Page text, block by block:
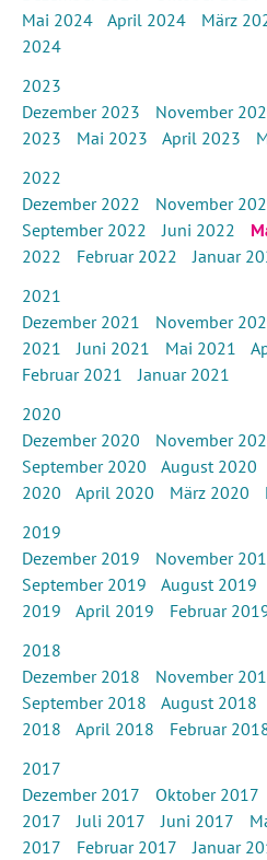
Mai 2024
April 2024 März
2024
2023
Dezember 2023
November
2023
Mai 2023 April 2023
2022
Dezember 2022
November
September 2022
Juni 2022
2022
Februar 2022
Januar
2021
Dezember 2021
November
2021
Juni 2021 Mai 2021
Februar 2021
Januar 2021
2020
Dezember 2020
November
September 2020
August 2020
2020
April 2020 März 2020
2019
Dezember 2019
November
September 2019
August 2019
2019
April 2019 Februar
2018
Dezember 2018
November
September 2018
August 2018
2018
April 2018 Februar
2017
Dezember 2017
Oktober 2017
2017
Juli 2017 Juni 2017
2017
Februar 2017
Januar